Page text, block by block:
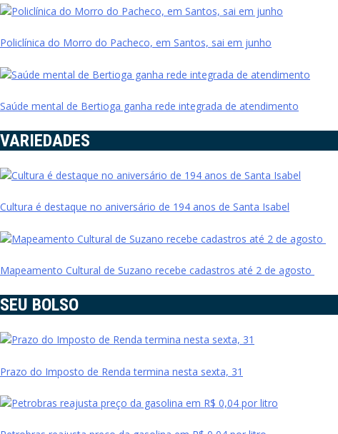
Policlínica do Morro do Pacheco, em Santos, sai em junho
Saúde mental de Bertioga ganha rede integrada de atendimento
VARIEDADES
Cultura é destaque no aniversário de 194 anos de Santa Isabel
Mapeamento Cultural de Suzano recebe cadastros até 2 de agosto
SEU BOLSO
Prazo do Imposto de Renda termina nesta sexta, 31